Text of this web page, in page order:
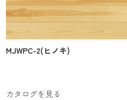
MJWPC-2(ヒノキ)
カタログを見る